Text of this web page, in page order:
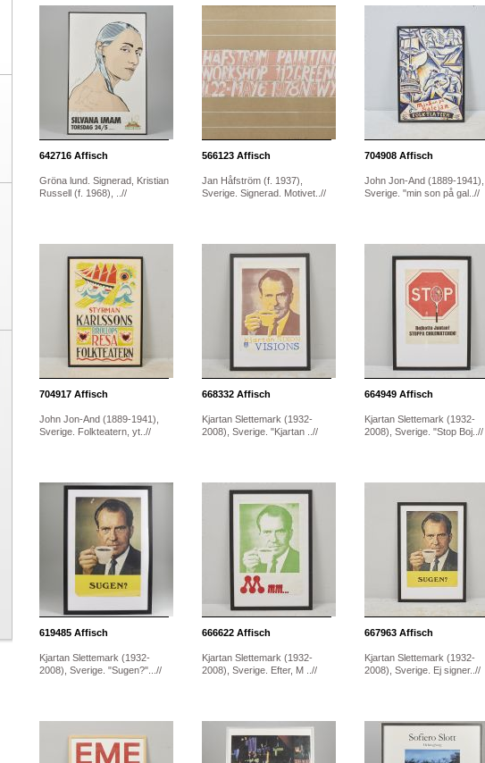
642716Affisch
Gröna lund. Signerad, Kristian
Russell (f. 1968), ..//
566123Affisch
Jan Håfström (f. 1937),
Sverige. Signerad. Motivet..//
704908Affisch
John Jon-And (1889-1941),
Sverige. "min son på gal..//
704917Affisch
John Jon-And (1889-1941),
Sverige. Folkteatern, yt..//
668332Affisch
Kjartan Slettemark (1932-
2008), Sverige. "Kjartan ..//
664949Affisch
Kjartan Slettemark (1932-
2008), Sverige. "Stop Boj..//
619485Affisch
Kjartan Slettemark (1932-
2008), Sverige. "Sugen?"...//
666622Affisch
Kjartan Slettemark (1932-
2008), Sverige. Efter, M ..//
667963Affisch
Kjartan Slettemark (1932-
2008), Sverige. Ej signer..//